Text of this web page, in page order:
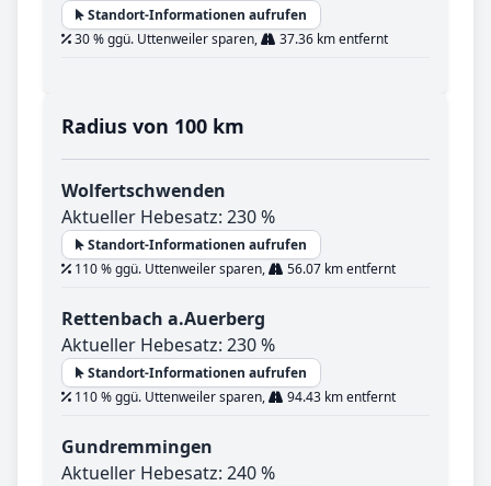
Standort-Informationen aufrufen
30 % ggü. Uttenweiler sparen,
37.36 km entfernt
Radius von 100 km
Wolfertschwenden
Aktueller Hebesatz: 230 %
Standort-Informationen aufrufen
110 % ggü. Uttenweiler sparen,
56.07 km entfernt
Rettenbach a.Auerberg
Aktueller Hebesatz: 230 %
Standort-Informationen aufrufen
110 % ggü. Uttenweiler sparen,
94.43 km entfernt
Gundremmingen
Aktueller Hebesatz: 240 %